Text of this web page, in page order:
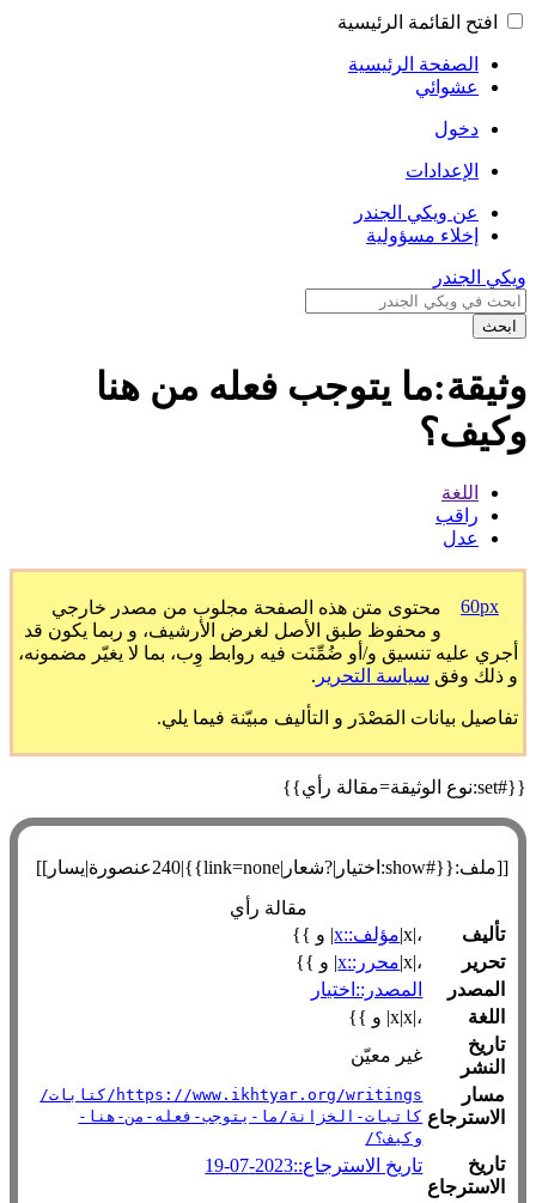
افتح القائمة الرئيسية
الصفحة الرئيسية
عشوائي
دخول
الإعدادات
عن ويكي الجندر
إخلاء مسؤولية
ويكي الجندر
ابحث
وثيقة:ما يتوجب فعله من هنا
وكيف؟
اللغة
راقب
عدل
60px
محتوى متن هذه الصفحة مجلوب من مصدر خارجي
و محفوظ طبق الأصل لغرض الأرشيف، و ربما يكون قد
أجري عليه تنسيق و/أو ضُمِّنَت فيه روابط وِب، بما لا يغيّر مضمونه،
و ذلك وفق سياسة التحرير .
تفاصيل بيانات المَصْدَر و التأليف مبيّنة فيما يلي.
{{#set:نوع الوثيقة=مقالة رأي}}
[[ملف:{{#show:اختيار|?شعار|link=none}}|240عنصورة|يسار]]
مقالة رأي
تأليف
،|x| مؤلف::x | و }}
تحرير
،|x| محرر::x | و }}
المصدر
المصدر::اختيار
اللغة
،|x|x| و }}
تاريخ
النشر
غير معيّن
مسار
الاسترجاع
https://www.ikhtyar.org/writings/كتابات/
كاتبات-الخزانة/ما-يتوجب-فعله-من-هنا-
وكيف؟/
تاريخ
الاسترجاع
تاريخ الاسترجاع::2023-07-19